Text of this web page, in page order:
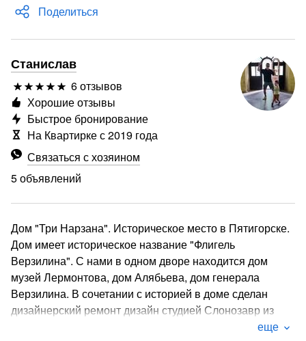
Поделиться
Станислав
6 отзывов
Связаться с хозяином
5 объявлений
Хорошие отзывы
Быстрое бронирование
На Квартирке с 2019 года
Дом "Три Нарзана". Историческое место в Пятигорске.
Дом имеет историческое название "Флигель
Верзилина". С нами в одном дворе находится дом
музей Лермонтова, дом Алябьева, дом генерала
Верзилина. В сочетании с историей в доме сделан
дизайнерский ремонт дизайн студией Слонозавр из
Санкт-Петербурга в стиле Лофт. Создана атмосфера
еще